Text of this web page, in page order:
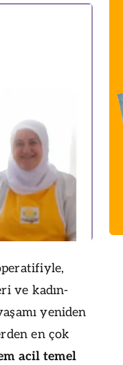
ve kadın-
yeniden
en çok
acil temel